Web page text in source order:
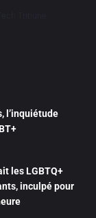
Tribune
l’inquiétude
les LGBTQ+
inculpé pour